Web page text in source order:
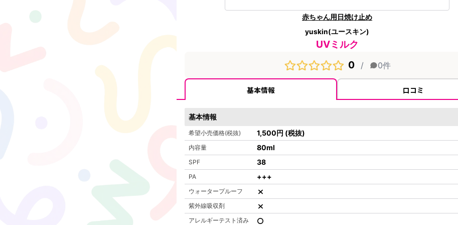
赤ちゃん用日焼け止め
yuskin(ユースキン)
UVミルク
0
/ 0件
基本情報 口コミ
基本情報
希望小売価格(税抜) 1,500円 (税抜)
内容量 80ml
SPF 38
PA +++
ウォータープルーフ
紫外線吸収剤
アレルギーテスト済み